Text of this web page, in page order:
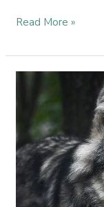
Read More »